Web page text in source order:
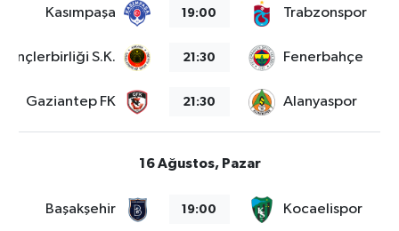
Kasımpaşa 19:00 Trabzonspor
S.K. 21:30 Fenerbahçe
Gaziantep FK 21:30 Alanyaspor
16 Ağustos, Pazar
Başakşehir 19:00 Kocaelispor